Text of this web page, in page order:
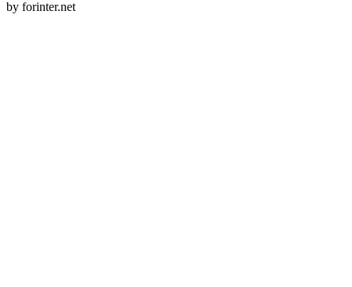
by forinter.net